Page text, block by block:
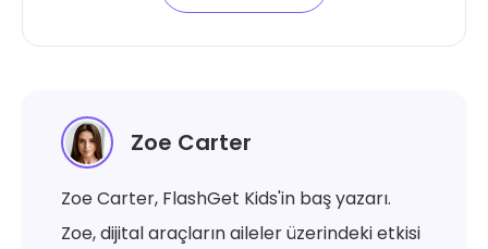
Zoe Carter
Zoe Carter, FlashGet Kids'in baş yazarı.
Zoe, dijital araçların aileler üzerindeki etkisi